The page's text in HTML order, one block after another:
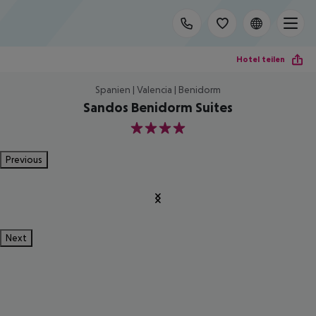
Hotel teilen
Spanien | Valencia | Benidorm
Sandos Benidorm Suites
4
Previous
Next